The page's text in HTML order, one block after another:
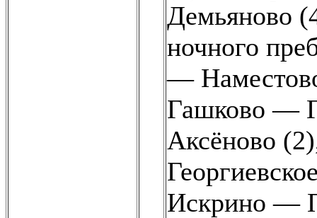
Демьяново
ночного
—
Гашково —
Аксёново (2)
Искрино —